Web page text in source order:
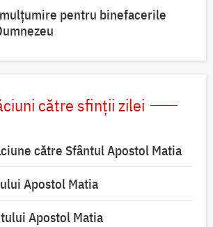
pentru binefacerile
către sfinții zilei
către Sfântul Apostol Matia
Apostol Matia
Apostol Matia